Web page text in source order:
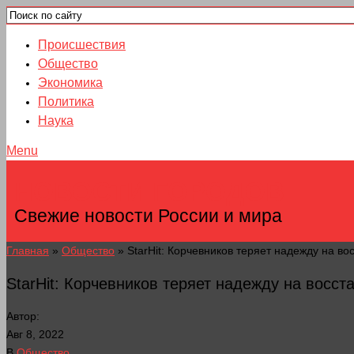
Происшествия
Общество
Экономика
Политика
Наука
Menu
Свежие новости России и мира
Главная » Общество » StarHit: Корчевников теряет надежду на
StarHit: Корчевников теряет надежду на
Автор:
Авг 8, 2022